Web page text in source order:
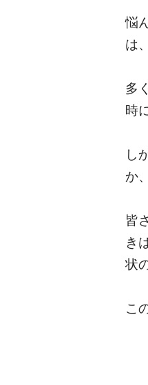
悩
は
多
時
し
か
皆
き
状
こ